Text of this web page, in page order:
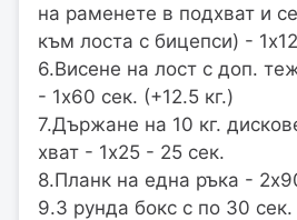
на раменете в подхват и
към лоста с бицепси) - 1х12
6.Висене на лост с доп.
- 1х60 сек. (+12.5 кг.)
7.Държане на 10 кг.
хват - 1х25 - 25 сек.
8.Планк на една ръка -
9.3 рунда бокс с по 30